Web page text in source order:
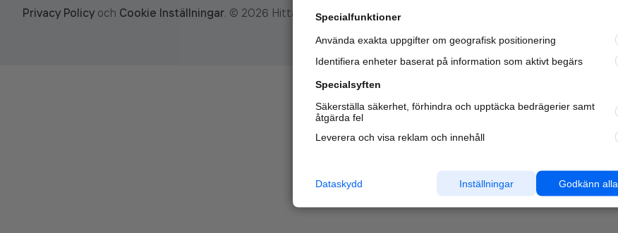
Privacy Policy och Cookie Inställningar. © 2026 Hitta.se Specialfunktioner
Använda exakta uppgifter om geografisk positionering
Identifiera enheter baserat på information som aktivt begärs
Specialsyften
Säkerställa säkerhet, förhindra och upptäcka bedrägerier samt
åtgärda fel
Leverera och visa reklam och innehåll
Godkänn alla
Inställningar
Dataskydd